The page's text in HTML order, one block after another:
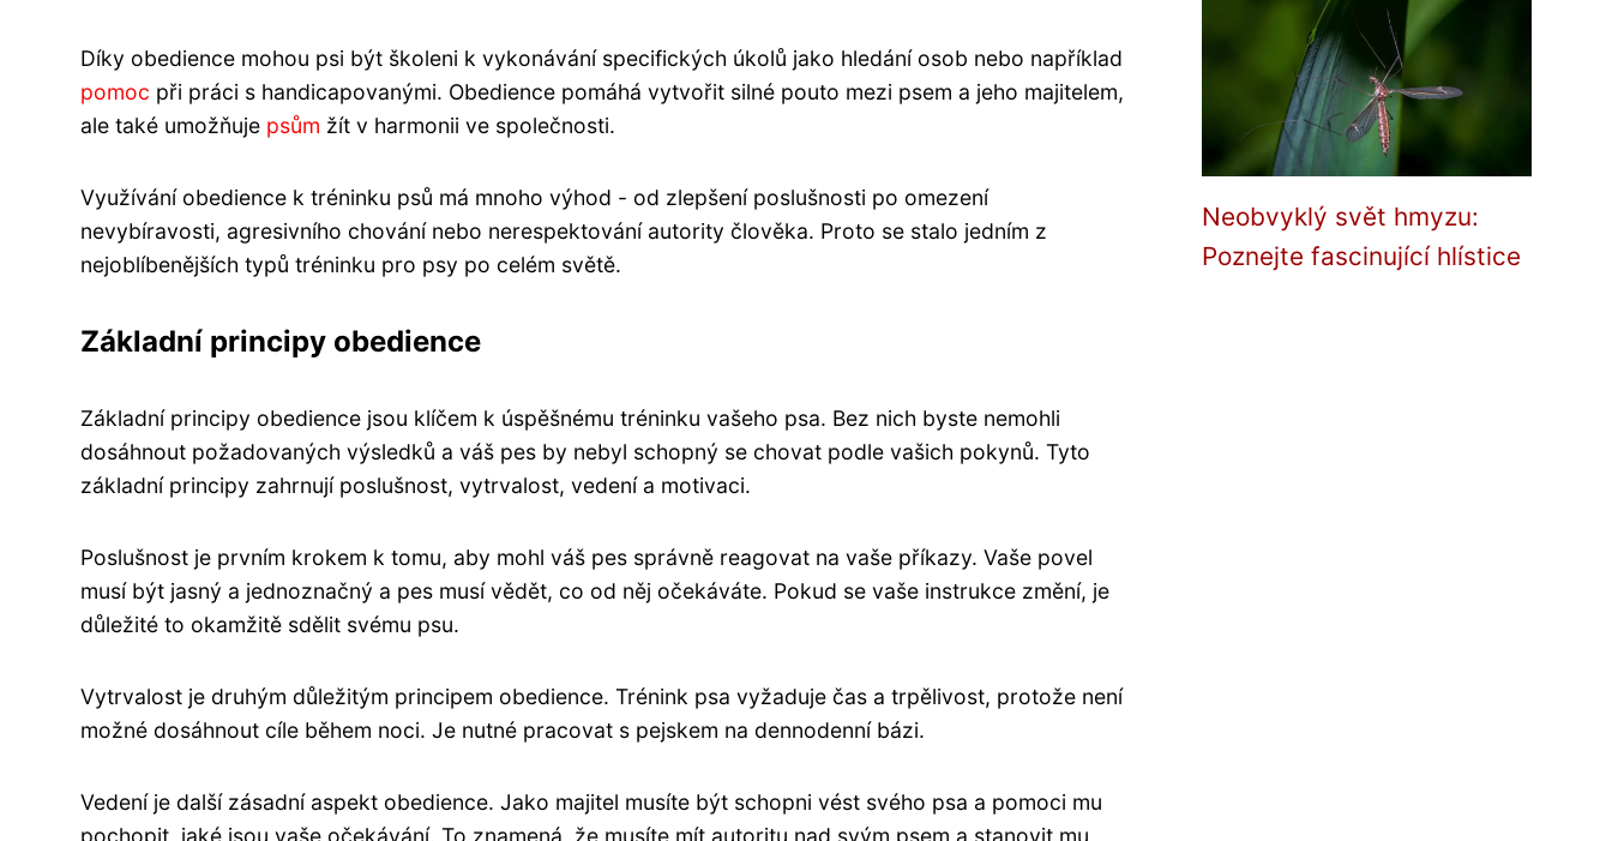
Díky obedience mohou psi být školeni k vykonávání specifických úkolů jako hledání osob nebo například
pomoc při práci s handicapovanými. Obedience pomáhá vytvořit silné pouto mezi psem a jeho majitelem,
ale také umožňuje psům žít v harmonii ve společnosti.
Využívání obedience k tréninku psů má mnoho výhod - od zlepšení poslušnosti po omezení
nevybíravosti, agresivního chování nebo nerespektování autority člověka. Proto se stalo jedním z
nejoblíbenějších typů tréninku pro psy po celém světě.
Základní principy obedience
Základní principy obedience jsou klíčem k úspěšnému tréninku vašeho psa. Bez nich byste nemohli
dosáhnout požadovaných výsledků a váš pes by nebyl schopný se chovat podle vašich pokynů. Tyto
základní principy zahrnují poslušnost, vytrvalost, vedení a motivaci.
Poslušnost je prvním krokem k tomu, aby mohl váš pes správně reagovat na vaše příkazy. Vaše povel
musí být jasný a jednoznačný a pes musí vědět, co od něj očekáváte. Pokud se vaše instrukce změní, je
důležité to okamžitě sdělit svému psu.
Vytrvalost je druhým důležitým principem obedience. Trénink psa vyžaduje čas a trpělivost, protože není
možné dosáhnout cíle během noci. Je nutné pracovat s pejskem na dennodenní bázi.
Vedení je další zásadní aspekt obedience. Jako majitel musíte být schopni vést svého psa a pomoci mu
pochopit, jaké jsou vaše očekávání. To znamená, že musíte mít autoritu nad svým psem a stanovit mu
Neobvyklý svět hmyzu:
Poznejte fascinující hlístice